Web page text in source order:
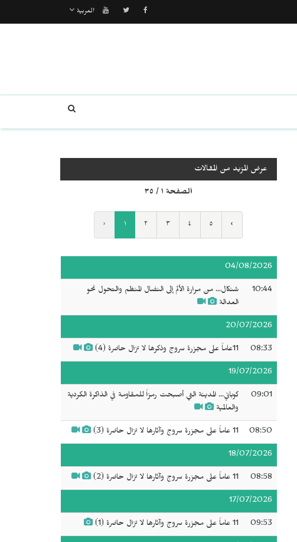
العربية
عرض المزيد من المقالات
الصفحة ١ / ٣٥
‹ ١ ٢ ٣ ٤ ٥ ›
04/08/2026
10:44
شنكال... من مرارة الألم إلى النضال المنظم والتحول نحو
العدالة
20/07/2026
08:33 11عاماً على مجزرة سروج وذكرها لا تزال حاضرة (4)
19/07/2026
09:01
كوباني... المدينة التي أصبحت رمزاً للمقاومة في الذاكرة الكردية
والعالمية
08:50 11 عاماً على مجزرة سروج وآثارها لا تزال حاضرة (3)
18/07/2026
08:58 11 عاماً على مجزرة سروج وآثارها لا تزال حاضرة (2)
17/07/2026
09:53 11 عاماً على مجزرة سروج وآثارها لا تزال حاضرة (1)